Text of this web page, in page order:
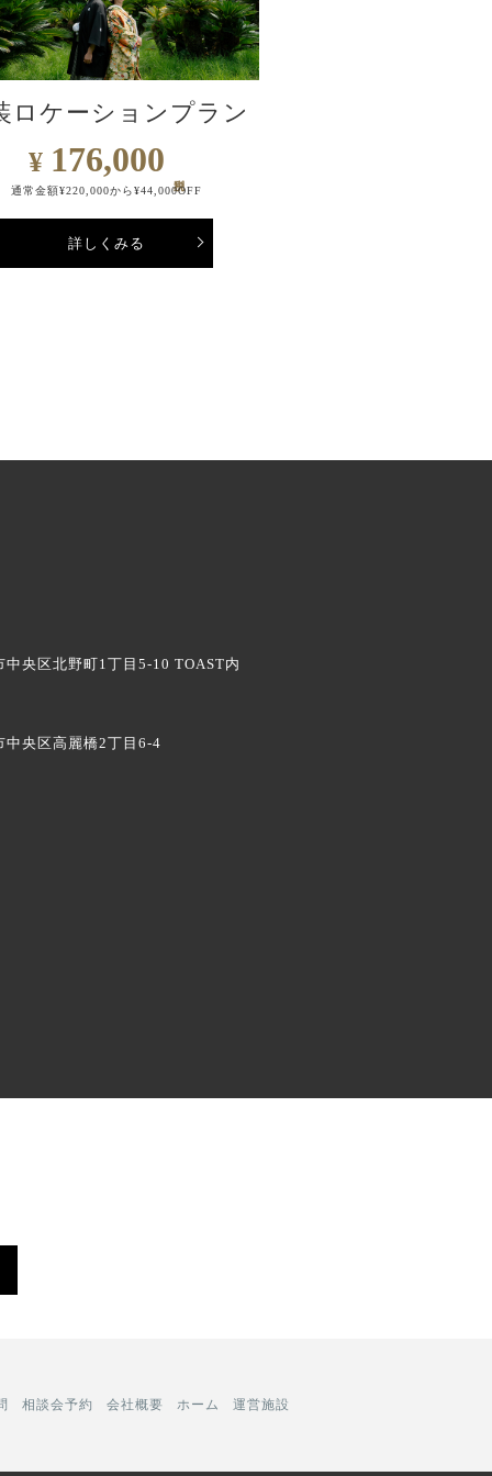
ロケーションプラン
¥ 176,000
通常金額¥220,000から¥44,000OFF
詳しくみる
央区北野町1丁目5-10 TOAST内
央区高麗橋2丁目6-4
相談会予約 会社概要 ホーム 運営施設